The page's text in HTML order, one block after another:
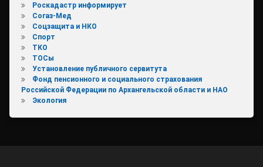
Роскадастр информирует
Согаз-Мед
Соцзащита и НКО
Спорт
ТКО
ТОСы
Установление публичного сервитута
Фонд пенсионного и социального страхования
Российской Федерации по Архангельской области и НАО
Экология